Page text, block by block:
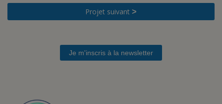
Projet suivant >
Je m'inscris à la newsletter